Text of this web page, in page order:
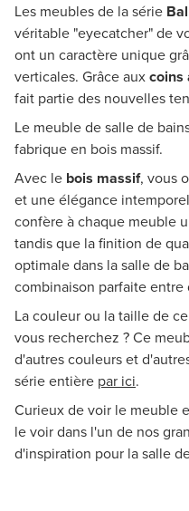
Les meubles de la série
véritable "eyecatcher" de
ont un caractère unique
verticales. Grâce auxcoins
fait partie des nouvelles
Le meuble de salle de
fabrique en bois massif.
Avec le bois massif, vous
et une élégance
confère à chaque meuble
tandis que la finition de
optimale dans la salle de
combinaison parfaite entre
La couleur ou la taille de
vous recherchez ? Ce
d'autres couleurs et
série entière par ici.
Curieux de voir le meuble
le voir dans l'un de nos
d'inspiration pour la salle